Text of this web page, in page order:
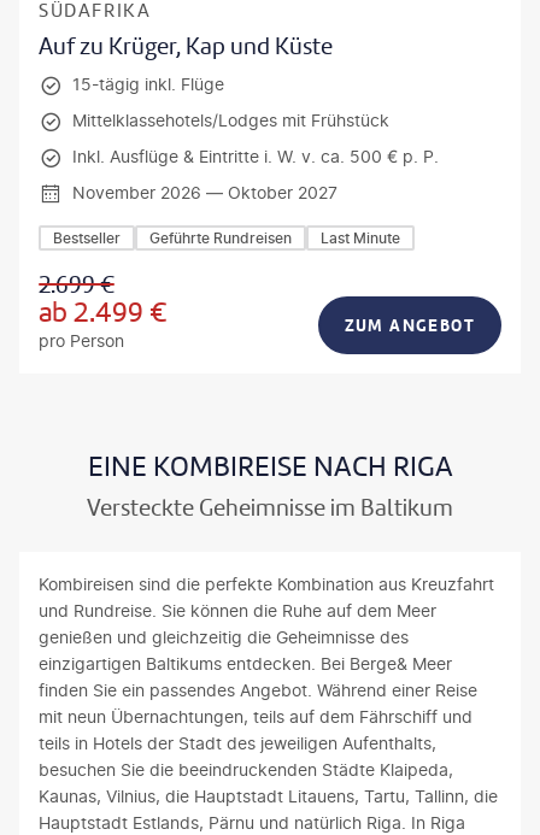
SÜDAFRIKA
Auf zu Krüger, Kap und Küste
15-tägig inkl. Flüge
Mittelklassehotels/Lodges mit Frühstück
Inkl. Ausflüge & Eintritte i. W. v. ca. 500 € p. P.
November 2026 — Oktober 2027
Bestseller Geführte Rundreisen Last Minute
2.699€
ab2.499 €
pro Person
ZUM ANGEBOT
EINE KOMBIREISE NACH RIGA
Versteckte Geheimnisse im Baltikum
Kombireisen sind die perfekte Kombination aus Kreuzfahrt
und Rundreise. Sie können die Ruhe auf dem Meer
genießen und gleichzeitig die Geheimnisse des
einzigartigen Baltikums entdecken. Bei Berge& Meer
finden Sie ein passendes Angebot. Während einer Reise
mit neun Übernachtungen, teils auf dem Fährschiff und
teils in Hotels der Stadt des jeweiligen Aufenthalts,
besuchen Sie die beeindruckenden Städte Klaipeda,
Kaunas, Vilnius, die Hauptstadt Litauens, Tartu, Tallinn, die
Hauptstadt Estlands, Pärnu und natürlich Riga. In Riga